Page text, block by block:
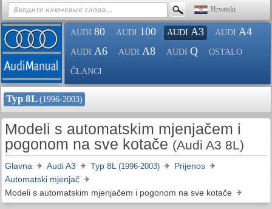
Hrvatski
AUDI 80 AUDI 100 AUDI A3 AUDI A4
AUDI A6 AUDI A8 AUDI Q OSTALO
ČLANCI
Typ 8L (1996-2003)
Modeli s automatskim mjenjačem i
pogonom na sve kotače (Audi A3 8L)
Glavna Audi A3 Typ 8L (1996-2003)
Prijenos
Automatski mjenjač
Modeli s automatskim mjenjačem i pogonom na sve kotače